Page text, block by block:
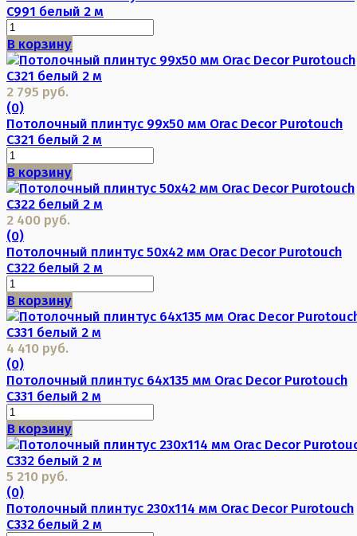
C991 белый 2 м
В корзину
2 795 руб.
(0)
Потолочный плинтус 99х50 мм Orac Decor Purotouch
C321 белый 2 м
В корзину
2 400 руб.
(0)
Потолочный плинтус 50х42 мм Orac Decor Purotouch
C322 белый 2 м
В корзину
4 410 руб.
(0)
Потолочный плинтус 64х135 мм Orac Decor Purotouch
C331 белый 2 м
В корзину
5 210 руб.
(0)
Потолочный плинтус 230х114 мм Orac Decor Purotouch
C332 белый 2 м